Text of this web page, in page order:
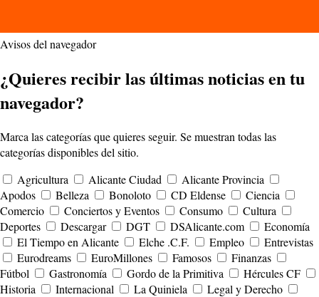
Avisos del navegador
¿Quieres recibir las últimas noticias en tu
navegador?
Marca las categorías que quieres seguir. Se muestran todas las
categorías disponibles del sitio.
Agricultura
Alicante Ciudad
Alicante Provincia
Apodos
Belleza Bonoloto CD Eldense
Ciencia
Comercio
Conciertos y Eventos Consumo
Cultura
Deportes
Descargar DGT DSAlicante.com
Economía
El Tiempo en Alicante
Elche .C.F. Empleo
Entrevistas
Eurodreams
EuroMillones Famosos
Finanzas
Fútbol
Gastronomía Gordo de la Primitiva
Hércules CF
Historia
Internacional La Quiniela
Legal y Derecho